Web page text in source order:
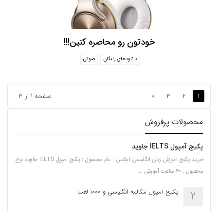
خودتون رو محاصره کنین!!!
دانلودهای رایگان صوتی
صفحه 1 از 3 1
2
3
»
محصولات پرفروش
پکیج آمپول IELTS جاوید
خرید پکیج آموزش زبان انگلیسی آیلتس نام محصول : پکیج آمپول IELTS جاوید نوع
محصول : ۳۰ ساعت آموزش …
2 پکیج آمپول مکالمه انگلیسی و 1000 لغت